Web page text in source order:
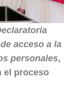
acceso a la
personales,
el proceso